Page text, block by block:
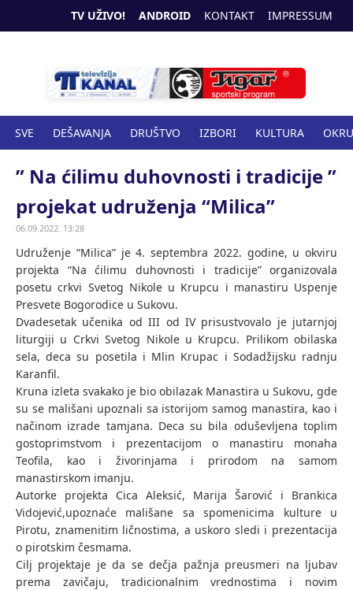
TV UŽIVO! ANDROID KONTAKT IMPRESSUM
SVE DEŠAVANJA DRUŠTVO IZBORI KULTURA
SPORT ZANIMLJIVOSTI ZDRAVSTVO
” Na ćilimu duhovnosti i tradicije ”
projekat udruženja “Milica”
06.09.2022. 13:28
Udruženje “Milica” je 4. septembra 2022. godine, u okviru
projekta “Na ćilimu duhovnosti i tradicije” organizovala
posetu crkvi Svetog Nikole u Krupcu i manastiru Uspenje
Presvete Bogorodice u Sukovu.
Dvadesetak učenika od III od IV prisustvovalo je jutarnjoj
liturgiji u Crkvi Svetog Nikole u Krupcu. Prilikom obilaska
sela, deca su posetila i Mlin Krupac i Sodadžijsku radnju
Karanfil.
Kruna izleta svakako je bio obilazak Manastira u Sukovu, gde
su se mališani upoznali sa istorijom samog manastira, kao i
načinom izrade tamjana. Deca su bila oduševljena toplim
gostoprimstvom i prezentacijom o manastiru monaha
Teofila, kao i živorinjama i prirodom na samom
manastirskom imanju.
Autorke projekta Cica Aleksić, Marija Šarović i Brankica
Vidojević,upoznaće mališane sa spomenicima kulture u
Pirotu, znamenitim ličnostima, a uskoro sledi i prezentacija
o pirotskim česmama.
Cilj projektaje je da se dečja pažnja preusmeri na ljubav
prema zavičaju, tradicionalnim vrednostima i novim